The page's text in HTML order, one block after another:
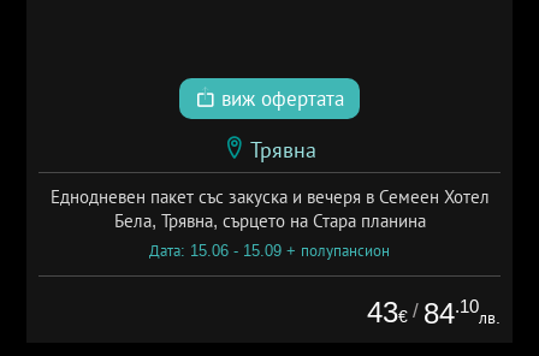
виж офертата
Трявна
Еднодневен пакет със закуска и вечеря в Семеен Хотел
Бела, Трявна, сърцето на Стара планина
Дата: 15.06 - 15.09 + полупансион
43€ / 84.10
лв.